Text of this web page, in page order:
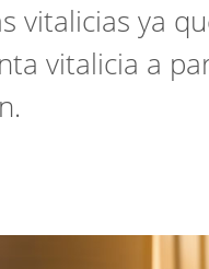
vitalicias ya
vitalicia a